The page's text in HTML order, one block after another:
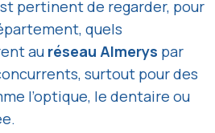
pertinent de regarder, pour
quels
au réseau Almerys par
surtout pour des
l’optique, le dentaire ou